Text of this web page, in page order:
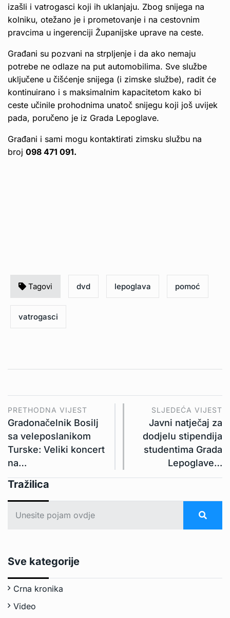
izašli i vatrogasci koji ih uklanjaju. Zbog snijega na
kolniku, otežano je i prometovanje i na cestovnim
pravcima u ingerenciji Županijske uprave na ceste.
Građani su pozvani na strpljenje i da ako nemaju
potrebe ne odlaze na put automobilima. Sve službe
uključene u čišćenje snijega (i zimske službe), radit će
kontinuirano i s maksimalnim kapacitetom kako bi
ceste učinile prohodnima unatoč snijegu koji još uvijek
pada, poručeno je iz Grada Lepoglave.
Građani i sami mogu kontaktirati zimsku službu na
broj 098 471 091.
Tagovi dvd lepoglava pomoć
vatrogasci
PRETHODNA VIJEST
Gradonačelnik Bosilj
sa veleposlanikom
Turske: Veliki koncert
na…
SLJEDEĆA VIJEST
Javni natječaj za
dodjelu stipendija
studentima Grada
Lepoglave…
Tražilica
Sve kategorije
Crna kronika
Video